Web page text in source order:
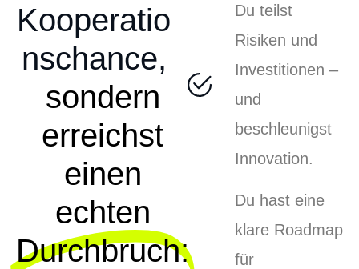
Kooperatio
nschance,
sondern
erreichst
einen
echten
Durchbruch:
Du teilst
Risiken und
Investitionen –
und
beschleunigst
Innovation.
Du hast eine
klare Roadmap
für